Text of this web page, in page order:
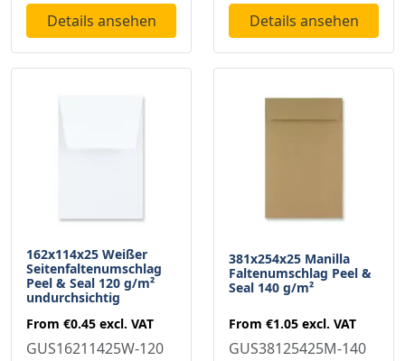
Details ansehen Details ansehen
162x114x25 Weißer
Seitenfaltenumschlag
Peel & Seal 120 g/m²
undurchsichtig
From €0.45 excl. VAT
GUS16211425W-120
381x254x25 Manilla
Faltenumschlag Peel &
Seal 140 g/m²
From €1.05 excl. VAT
GUS38125425M-140